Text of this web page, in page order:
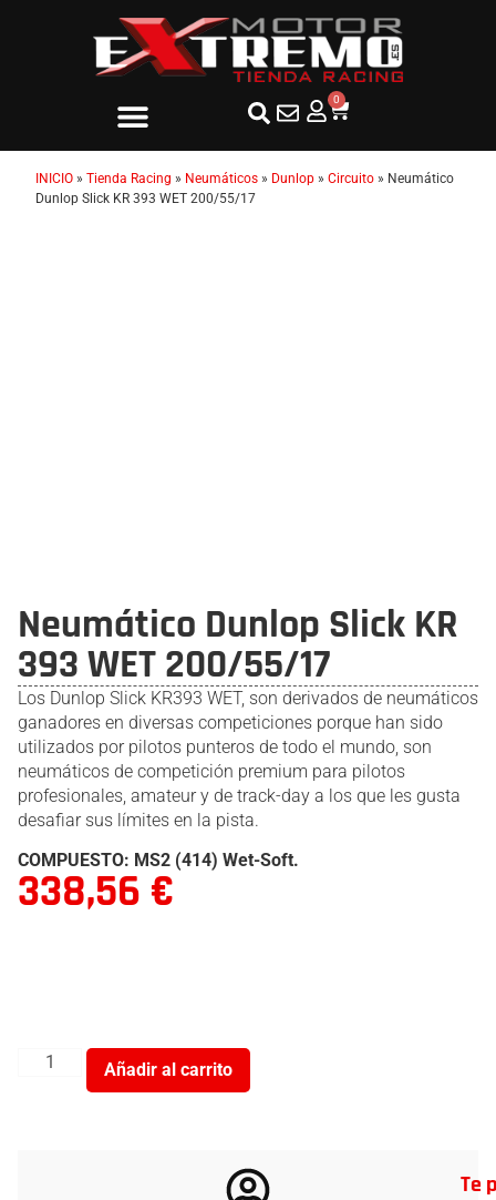
0
INICIO » Tienda Racing » Neumáticos » Dunlop » Circuito » Neumático
Dunlop Slick KR 393 WET 200/55/17
Neumático Dunlop Slick KR
393 WET 200/55/17
Los Dunlop Slick KR393 WET, son derivados de neumáticos
ganadores en diversas competiciones porque han sido
utilizados por pilotos punteros de todo el mundo, son
neumáticos de competición premium para pilotos
profesionales, amateur y de track-day a los que les gusta
desafiar sus límites en la pista.
COMPUESTO: MS2 (414) Wet-Soft.
338,56 €
Añadir al carrito
Te